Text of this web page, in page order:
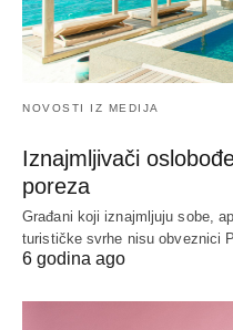
NOVOSTI IZ MEDIJA
Iznajmljivači
poreza
Građani koji iznajmljuju sobe,
turističke svrhe nisu obveznici
6 godina ago